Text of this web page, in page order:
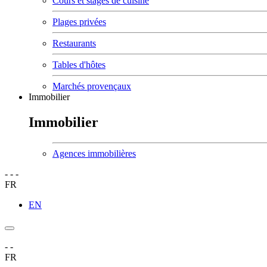
Plages privées
Restaurants
Tables d'hôtes
Marchés provençaux
Immobilier
Immobilier
Agences immobilières
- - -
FR
EN
- -
FR